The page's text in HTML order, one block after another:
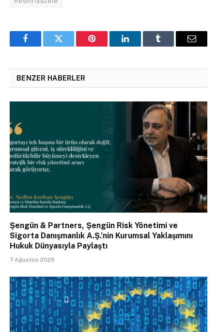
FacebookTwitter Pinterest LinkedInTumblr Email
BENZER HABERLER
Şengün & Partners, Şengün Risk Yönetimi ve
Sigorta Danışmanlık A.Ş.’nin Kurumsal Yaklaşımını
Hukuk Dünyasıyla Paylaştı
7 Ağustos 2026